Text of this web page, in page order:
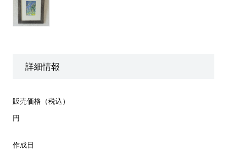
詳細情報
販売価格（税込）
円
作成日